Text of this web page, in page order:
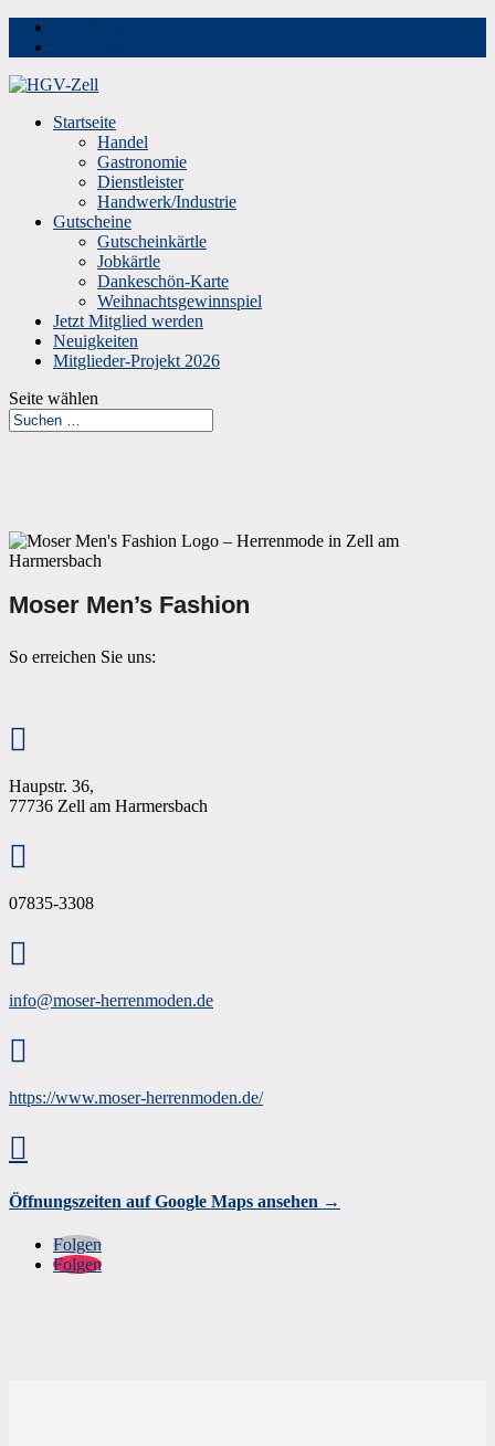
Startseite
Handel
Gastronomie
Dienstleister
Handwerk/Industrie
Gutscheine
Gutscheinkärtle
Jobkärtle
Dankeschön-Karte
Weihnachtsgewinnspiel
Jetzt Mitglied werden
Neuigkeiten
Mitglieder-Projekt 2026
Seite wählen
Moser Men’s Fashion
So erreichen Sie uns:

Haupstr. 36,
77736 Zell am Harmersbach

07835-3308

info@moser-herrenmoden.de

https://www.moser-herrenmoden.de/

Öffnungszeiten auf Google Maps ansehen →
Folgen
Folgen